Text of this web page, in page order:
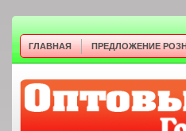
ГЛАВНАЯ ПРЕДЛОЖЕНИЕ